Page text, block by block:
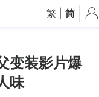
繁 简
变装影片爆
味